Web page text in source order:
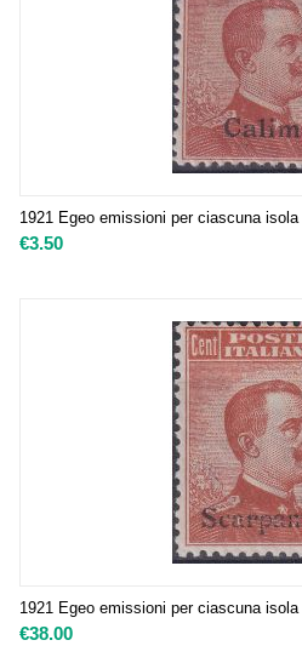
1921 Egeo emissioni per ciascuna
€3.50
1921 Egeo emissioni per ciascuna
€38.00